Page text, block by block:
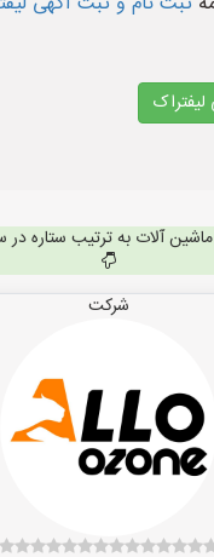
آلات به ترتیب ستاره
شرکت